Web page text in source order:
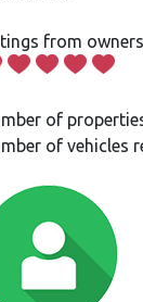
from
of
of vehicles